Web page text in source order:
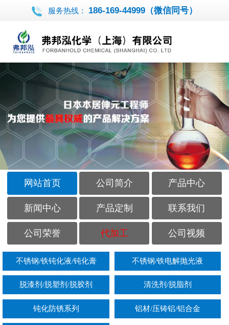
服务热线： 186-169-44999（微信同号）
网站首页 公司简介 产品中心
新闻中心 产品定制 联系我们
公司荣誉 代加工 公司视频
不锈钢/铁钝化液/钝化膏 不锈钢/铁电解抛光液
脱漆剂/脱塑剂/脱胶剂 清洗剂/脱脂剂
钝化防锈系列 铝材/压铸铝/铝合金